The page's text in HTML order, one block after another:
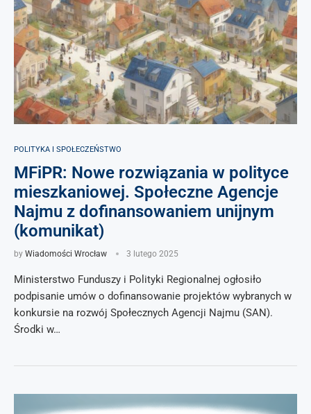
POLITYKA I SPOŁECZEŃSTWO
MFiPR: Nowe rozwiązania w polityce
mieszkaniowej. Społeczne Agencje
Najmu z dofinansowaniem unijnym
(komunikat)
by Wiadomości Wrocław 3 lutego 2025
Ministerstwo Funduszy i Polityki Regionalnej ogłosiło
podpisanie umów o dofinansowanie projektów wybranych w
konkursie na rozwój Społecznych Agencji Najmu (SAN).
Środki w…